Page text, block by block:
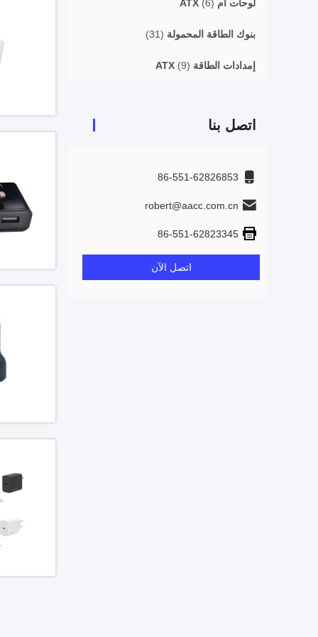
لوحات أم ATX (6)
بنوك الطاقة المحمولة (31)
إمدادات الطاقة ATX (9)
اتصل بنا
86-551-62826853
robert@aacc.com.cn
86-551-62823345
اتصل الآن